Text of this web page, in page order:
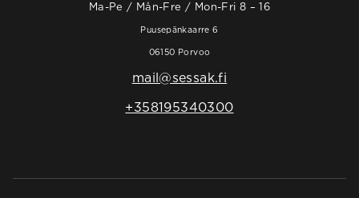
Ma-Pe / Mån-Fre / Mon-Fri 8 – 16
Puusepänkaarre 6
06150 Porvoo
mail@sessak.fi
+358195340300